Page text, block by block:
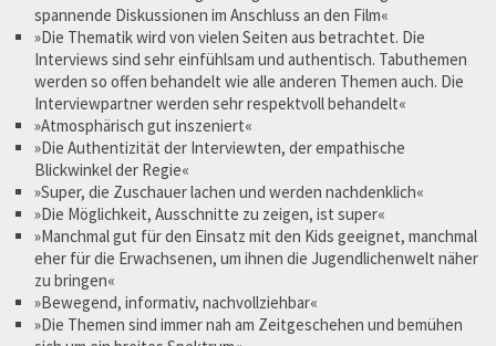
spannende Diskussionen im Anschluss an den Film«
»Die Thematik wird von vielen Seiten aus betrachtet. Die
Interviews sind sehr einfühlsam und authentisch. Tabuthemen
werden so offen behandelt wie alle anderen Themen auch. Die
Interviewpartner werden sehr respektvoll behandelt«
»Atmosphärisch gut inszeniert«
»Die Authentizität der Interviewten, der empathische
Blickwinkel der Regie«
»Super, die Zuschauer lachen und werden nachdenklich«
»Die Möglichkeit, Ausschnitte zu zeigen, ist super«
»Manchmal gut für den Einsatz mit den Kids geeignet, manchmal
eher für die Erwachsenen, um ihnen die Jugendlichenwelt näher
zu bringen«
»Bewegend, informativ, nachvollziehbar«
»Die Themen sind immer nah am Zeitgeschehen und bemühen